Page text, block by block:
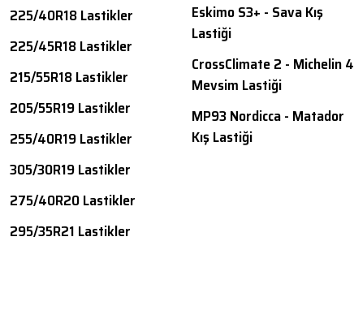
225/40R18 Lastikler
225/45R18 Lastikler
215/55R18 Lastikler
205/55R19 Lastikler
255/40R19 Lastikler
305/30R19 Lastikler
275/40R20 Lastikler
295/35R21 Lastikler
Eskimo S3+ - Sava Kış
Lastiği
CrossClimate 2 - Michelin 4
Mevsim Lastiği
MP93 Nordicca - Matador
Kış Lastiği